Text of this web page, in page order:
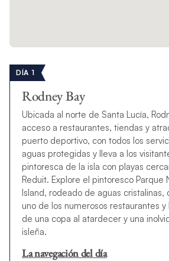
DÍA 1
Rodney Bay
Ubicada al norte de Santa Lucía,
acceso a restaurantes, tiendas y
puerto deportivo, con todos los
aguas protegidas y lleva a los
pintoresca de la isla con playas
Reduit. Explore el pintoresco Parque
Island, rodeado de aguas cristalinas,
uno de los numerosos restaurantes
de una copa al atardecer y una
isleña.
La navegación del día